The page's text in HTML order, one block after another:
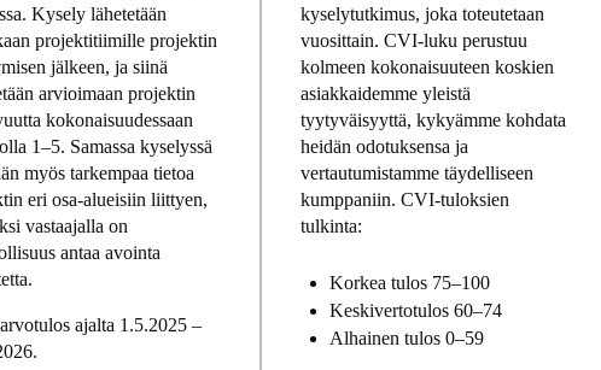
Kysely lähetetään
projektitiimille projektin
jälkeen, ja siinä
arvioimaan projektin
kokonaisuudessaan
1–5. Samassa kyselyssä
myös tarkempaa tietoa
eri osa-alueisiin liittyen,
vastaajalla on
antaa avointa
ajalta 1.5.2025 –
kyselytutkimus, joka toteutetaan
vuosittain. CVI-luku perustuu
kolmeen kokonaisuuteen koskien
asiakkaidemme yleistä
tyytyväisyyttä, kykyämme kohdata
heidän odotuksensa ja
vertautumistamme täydelliseen
kumppaniin. CVI-tuloksien
tulkinta:
Korkea tulos 75–100
Keskivertotulos 60–74
Alhainen tulos 0–59